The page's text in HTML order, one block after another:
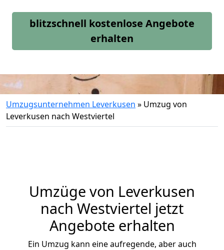
blitzschnell kostenlose Angebote
erhalten
Umzugsunternehmen Leverkusen » Umzug von
Leverkusen nach Westviertel
Umzüge von Leverkusen
nach Westviertel jetzt
Angebote erhalten
Ein Umzug kann eine aufregende, aber auch